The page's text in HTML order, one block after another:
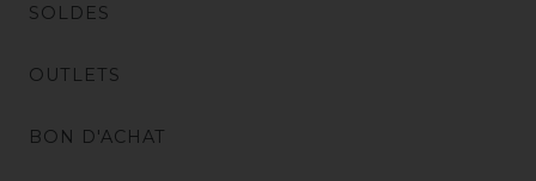
SOLDES
OUTLETS
BON D'ACHAT